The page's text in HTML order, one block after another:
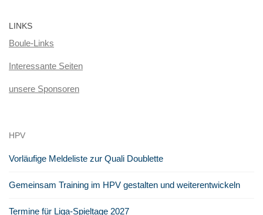
LINKS
Boule-Links
Interessante Seiten
unsere Sponsoren
HPV
Vorläufige Meldeliste zur Quali Doublette
Gemeinsam Training im HPV gestalten und weiterentwickeln
Termine für Liga-Spieltage 2027